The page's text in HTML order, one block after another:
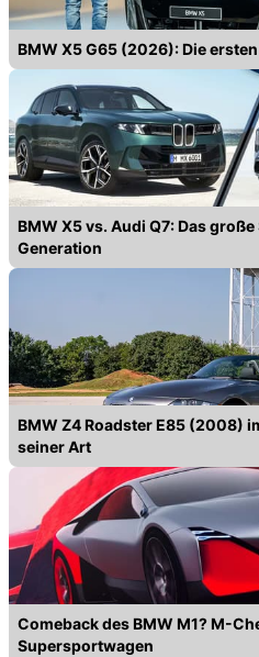
BMW X5 G65 (2026): Die
BMW X5 vs. Audi Q7: Das
Generation
BMW Z4 Roadster E85 (2008)
seiner Art
Comeback des BMW M1? M-
Supersportwagen